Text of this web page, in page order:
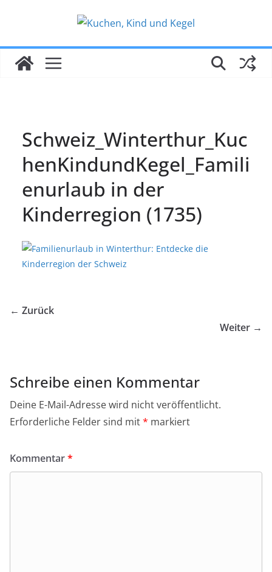
Schweiz_Winterthur_Kuc
henKindundKegel_Famili
enurlaub in der
Kinderregion (1735)
← Zurück
Weiter →
Schreibe einen Kommentar
Deine E-Mail-Adresse wird nicht veröffentlicht.
Erforderliche Felder sind mit* markiert
Kommentar*